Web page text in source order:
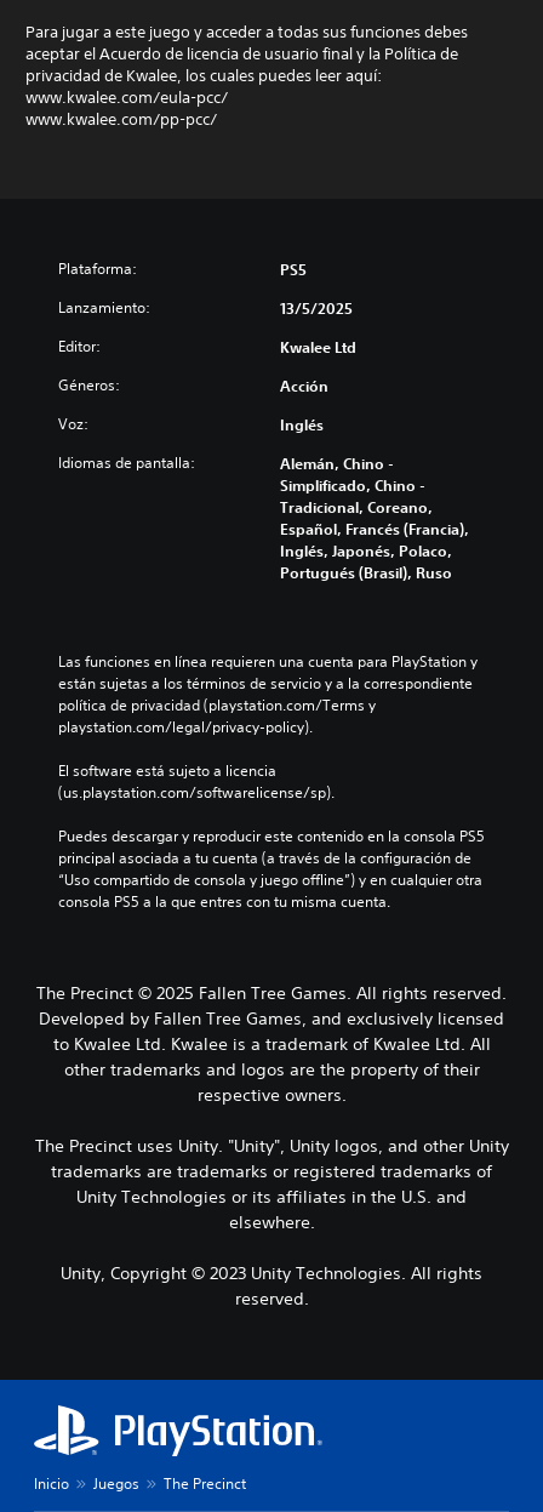
Para jugar a este juego y acceder a todas sus funciones debes
aceptar el Acuerdo de licencia de usuario final y la Política de
privacidad de Kwalee, los cuales puedes leer aquí:
www.kwalee.com/eula-pcc/
www.kwalee.com/pp-pcc/
Plataforma: PS5
Lanzamiento: 13/5/2025
Editor: Kwalee Ltd
Géneros: Acción
Voz: Inglés
Idiomas de pantalla:
Alemán, Chino -
Simplificado, Chino -
Tradicional, Coreano,
Español, Francés (Francia),
Inglés, Japonés, Polaco,
Portugués (Brasil), Ruso
Las funciones en línea requieren una cuenta para PlayStation y
están sujetas a los términos de servicio y a la correspondiente
política de privacidad (playstation.com/Terms y
playstation.com/legal/privacy-policy).
El software está sujeto a licencia
(us.playstation.com/softwarelicense/sp).
Puedes descargar y reproducir este contenido en la consola PS5
principal asociada a tu cuenta (a través de la configuración de
“Uso compartido de consola y juego offline”) y en cualquier otra
consola PS5 a la que entres con tu misma cuenta.
The Precinct © 2025 Fallen Tree Games. All rights reserved.
Developed by Fallen Tree Games, and exclusively licensed
to Kwalee Ltd. Kwalee is a trademark of Kwalee Ltd. All
other trademarks and logos are the property of their
respective owners.
The Precinct uses Unity. "Unity", Unity logos, and other Unity
trademarks are trademarks or registered trademarks of
Unity Technologies or its affiliates in the U.S. and
elsewhere.
Unity, Copyright © 2023 Unity Technologies. All rights
reserved.
Inicio Juegos The Precinct